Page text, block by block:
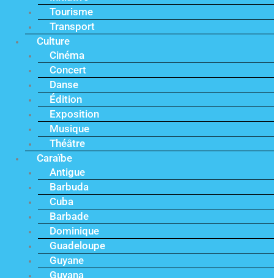
Tourisme
Transport
Culture
Cinéma
Concert
Danse
Édition
Exposition
Musique
Théâtre
Caraïbe
Antigue
Barbuda
Cuba
Barbade
Dominique
Guadeloupe
Guyane
Guyana